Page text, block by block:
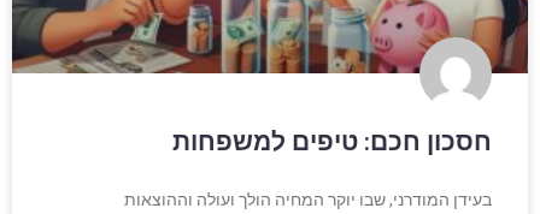
חסכון חכם: טיפים למשפחות
בעידן המודרני, שבו יוקר המחיה הולך ועולה וההוצאות